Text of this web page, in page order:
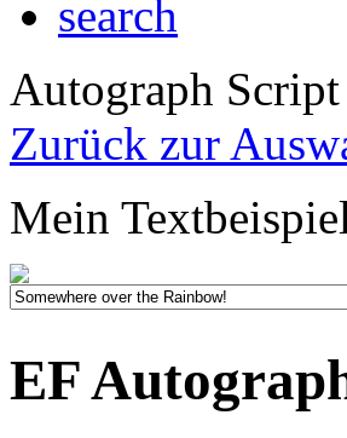
Autograph
Zurück zur
Mein
EF